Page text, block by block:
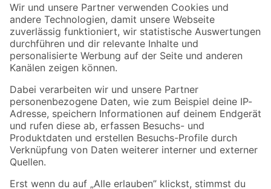
Der toom Newsletter: Keine Angebote und Aktionen mehr verpassen!
Zur Newsletter Anmeldung
Folge uns
Zahlungsarten Versandarten
Sicher einkaufen